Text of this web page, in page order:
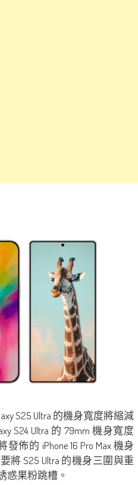
S25 Ultra 的機身寬度將縮減
S24 Ultra 的 79mm 機身寬度
佈的 iPhone 16 Pro Max 機身
將 S25 Ultra 的機身三圍與重
惑果粉跳槽。